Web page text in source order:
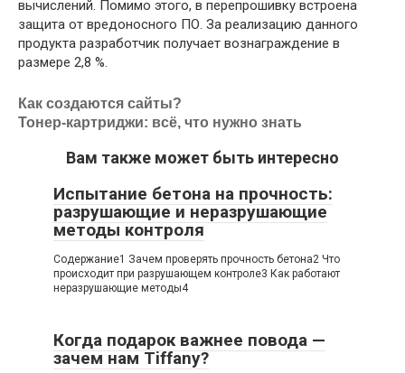
вычислений. Помимо этого, в перепрошивку встроена
защита от вредоносного ПО. За реализацию данного
продукта разработчик получает вознаграждение в
размере 2,8 %.
Как создаются сайты?
Тонер-картриджи: всё, что нужно знать
Вам также может быть интересно
Испытание бетона на прочность:
разрушающие и неразрушающие
методы контроля
Содержание1 Зачем проверять прочность бетона2 Что
происходит при разрушающем контроле3 Как работают
неразрушающие методы4
Когда подарок важнее повода —
зачем нам Tiffany?